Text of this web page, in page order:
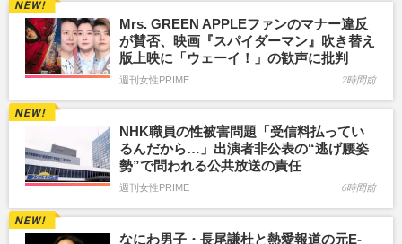
Mrs. GREEN APPLEファンのマナー違反
が賛否、映画『スパイダーマン』吹き替え
版上映に「ウェーイ！」の歓声に批判
週刊女性PRIME 2時間前
NHK職員の性被害問題「受信料払ってい
るんだから…」出演者非公表の“逃げ腰姿
勢”で問われる公共放送の責任
週刊女性PRIME 6時間前
なにわ男子・長尾謙杜と熱愛報道の元E-